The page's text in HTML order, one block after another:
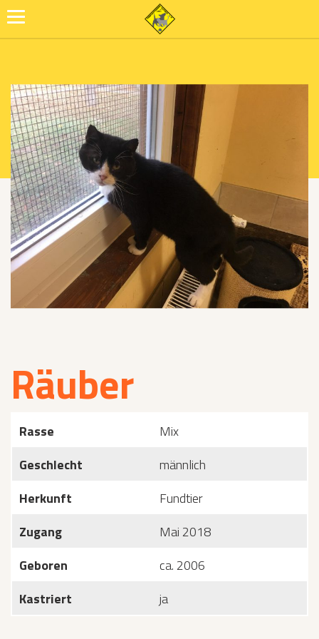
Räuber
Rasse
Mix
Geschlecht
männlich
Herkunft
Fundtier
Zugang
Mai 2018
Geboren
ca. 2006
Kastriert
ja